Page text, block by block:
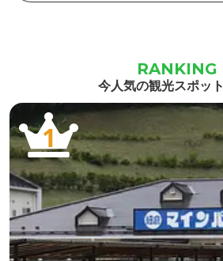
今人気の観光スポッ
1